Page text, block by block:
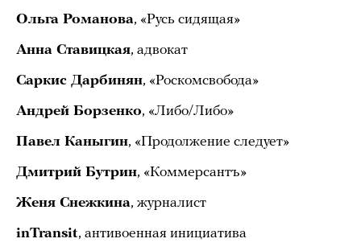
Ольга Романова, «Русь сидящая»
Анна Ставицкая, адвокат
Саркис Дарбинян, «Роскомсвобода»
Андрей Борзенко, «Либо/Либо»
Павел Каныгин, «Продолжение следует»
Дмитрий Бутрин, «Коммерсантъ»
Женя Снежкина, журналист
inTransit, антивоенная инициатива